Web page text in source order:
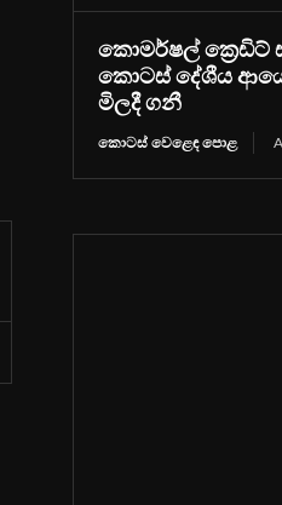
කොමර්ෂල් ක්‍රෙඩිට්
කොටස් දේශීය
මිලදී ගනී
කොටස් වෙළෙඳ පොළ